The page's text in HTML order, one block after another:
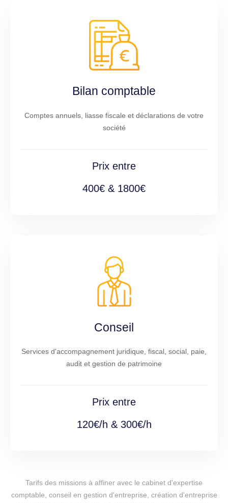
Bilan comptable
Comptes annuels, liasse fiscale et déclarations de votre
société
Prix entre
400€ & 1800€
Conseil
Services d'accompagnement juridique, fiscal, social, paie,
audit et gestion de patrimoine
Prix entre
120€/h & 300€/h
Tarifs des missions à affiner avec le cabinet d'expertise
comptable, conseil en gestion d'entreprise, création d'entreprise